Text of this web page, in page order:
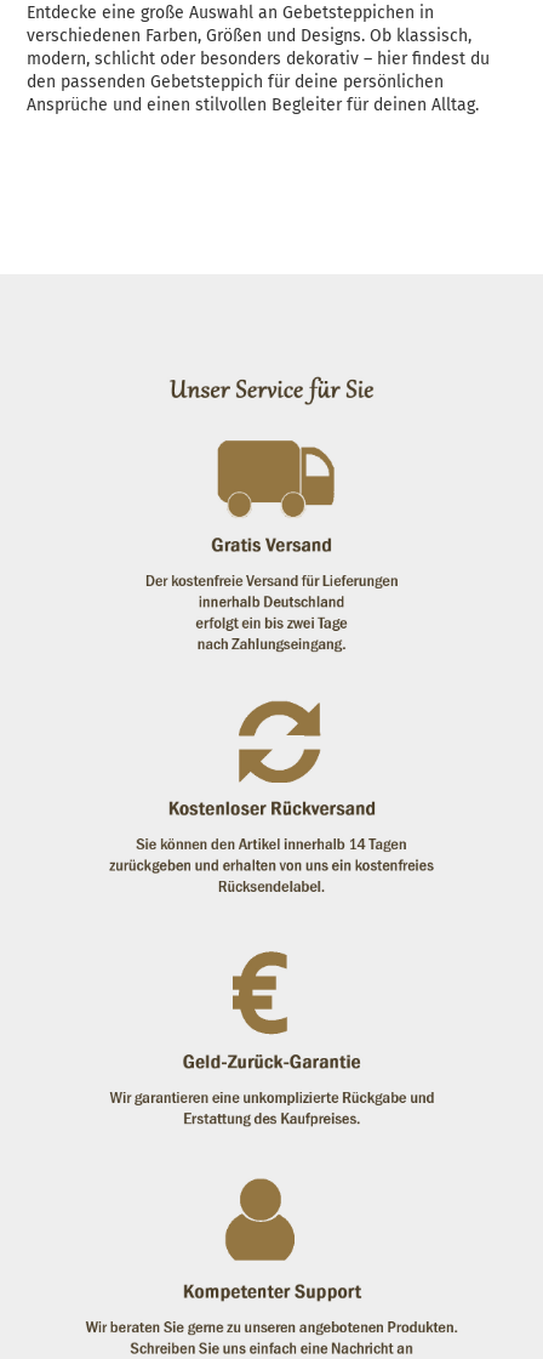
Entdecke eine große Auswahl an Gebetsteppichen in
verschiedenen Farben, Größen und Designs. Ob klassisch,
modern, schlicht oder besonders dekorativ – hier findest du
den passenden Gebetsteppich für deine persönlichen
Ansprüche und einen stilvollen Begleiter für deinen Alltag.